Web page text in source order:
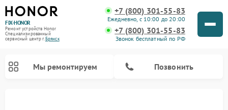
FIX-HONOR
Ремонт устройств Honor
Специализированный
cервисный центр г.Брянск
+7 (800) 301-55-83
Ежедневно, с 10:00 до 20:00
+7 (800) 301-55-83
Звонок бесплатный по РФ
Мы ремонтируем Позвонить